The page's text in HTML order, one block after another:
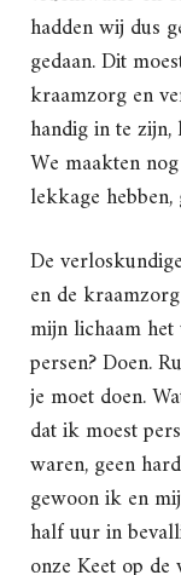
hadden wij dus
gedaan. Dit
kraamzorg en
handig in te zijn,
We maakten
lekkage
De
en de
mijn lichaam
persen? Doen.
je moet doen.
dat ik moest
waren, geen
gewoon ik en
half uur in
onze Keet op